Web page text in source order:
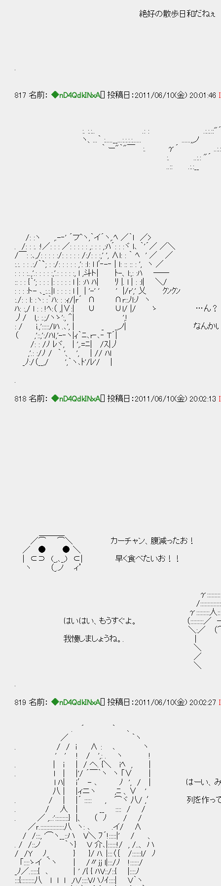
絶好の散歩日和だねぇ ノ/, '/
817 名前： ◆nD4QdkINxA[] 投稿日：2011/06/10(金) 20:01:46
:. :.:.. .: : .:.:.::"´｀ヾ､..
ヽ、...｀ :.....__...:.:.:.:......
｀ ー"｀"￣ :. γ´ ..:.:.. ::.
:. ..:.: "´ ｀ヾ,....ヾ
..:: .:.:__ } .,.ﾉ
/: :ヽ ,.-‐' ´フ^ヽ,｀イ´ヽ,.ﾍ ／｀ｌ ／>
. /: : :. :!／: : : ／: : : : : ,: : : ,:ﾊ´: : :ヾ l､ ｀'´／ ／＼
/￣: :､,/: : : : :/: : : : : /:/: : :,' ', ∧l: : ｀ ﾍ ' ／ ／
:.:. : : .:/｀`; : :/: : : : : ,': :ｌ: l lﾞ‐-‐ | l: :: :: : ', ヽ ／
: : : :..,'.: : : : :,'.: : : : :, l ,斗ト| ﾄ-、l:,: :ﾊ ──
:: : : {｀'; : : : |: : : : : l |: :ﾊ ﾊ| ﾘ |. l | : :l| ＼/
: : : :ト- ､_:.:.|l : : : : l | | '-' ' ' |/r',' 乂 ｸﾝｸﾝ
:./: : l: :ヽ: :｀ﾊ: : :ｨ/|r´ ∩ ∩r::ﾉl:ﾉ ヽ
ﾊ: :,/ l : : !ﾍ:（ ,|∨:| ∪ ∪l/ |/ ゝ …ん？
丿/ l,: :.;/ヽゝ':, ＾| ',!
: / i.,':::::/lﾊ .､', | _ _,ノ| なんかいい匂
（ ,'::,':/ﾊｌ,'-‐ヽ|ｨ｀ﾆ､r‐､‐ T´|
/: : /ﾉ ﾚヾ, | ',.=ﾆ| /ｽ|丿
,'.: :/ﾉ / ｀ '、 ', | // ﾊl
_ﾉ:/（__,/ ',｀ヽ､ﾄ'/ﾚ'/ |
818 名前： ◆nD4QdkINxA[] 投稿日：2011/06/10(金) 20:02:13
／⌒ ⌒＼ カーチャン、腹減ったお！
／ ● ● ＼
| ⊂⊃ (_,､_,) ⊂| 早く食べたいお！！
ヽ （_.ノ ィ’
γ::::::::::::::::母
/
γ:::::::::人::::人::人::::人
はいはい、もうすぐよ。 （:::::::::／ ─
＼:／ （⌒） （⌒
我慢しましょうね。. | （__
＼ ｀ ⌒´
／
＼ (_＿
819 名前： ◆nD4QdkINxA[] 投稿日：2011/06/10(金) 20:02:27
. ´ ｀ ､
／ ｀ヽ
. / / i ∧ : ､ ヽ
' ' ! / ',: . ヽ !
. | ｉ | / へ. {＼ iﾍ , |
. l | |'/ ´￣｀ヽ ヽ ｢∨ ｜
l ﾊ| i′ - ､ ﾉ ', / | はーい、みなさ
八 | |ィニヽ ,ﾆ 、∨ '
. / | |´ ::::: , ⌒ヾ 八/ ,′ 列を作って並んで
. / 人 | __ :::: / /
. ／ ,..:':::::::::} |、 （ ﾉ / /
／ｒ.::::::::::::::::八 ヽ: ､ .イ/ ∧
/ /:::, '⌒ヽ__::ハ V＼ ﾌ´!:::::|' / 、
. / /::ノ ｀ヽ} Ｖ 介､|::::::!/ , /..、 ハ
/ /Y ﾉ_ } }/ ﾊ. |:::〈｛ /::::::l/ ﾉ
｢::::ゝイ ｀ヽ ｜ /〃ｊｊ l|:::/ﾉ !::::::/
_ﾉ／.:::::{ ､ ｜' /{ { ﾊV::/::{ |::::ﾉ
:::{:::::::::八 l l ｌ ,ﾊ/::::Vハﾉｲ::::| Ｖ｀ヽ